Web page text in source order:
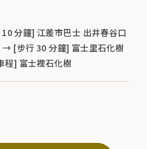
分鐘] 江差市巴士 出井春谷口
→ [步行 30 分鐘] 富士里石化樹
程] 富士裡石化樹